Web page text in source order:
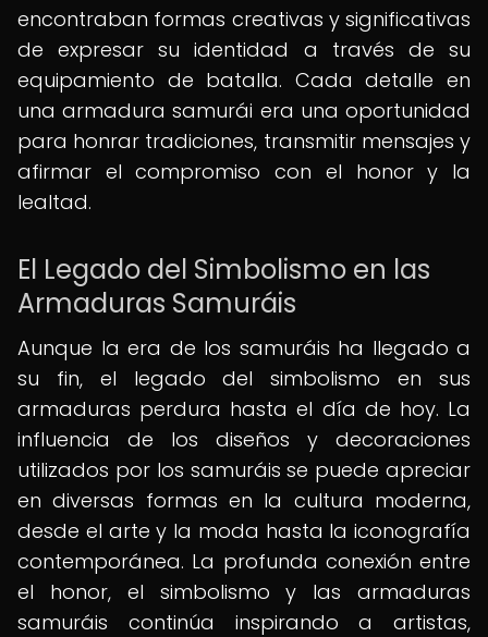
encontraban formas creativas y significativas
de expresar su identidad a través de su
equipamiento de batalla. Cada detalle en
una armadura samurái era una oportunidad
para honrar tradiciones, transmitir mensajes y
afirmar el compromiso con el honor y la
lealtad.
El Legado del Simbolismo en las
Armaduras Samuráis
Aunque la era de los samuráis ha llegado a
su fin, el legado del simbolismo en sus
armaduras perdura hasta el día de hoy. La
influencia de los diseños y decoraciones
utilizados por los samuráis se puede apreciar
en diversas formas en la cultura moderna,
desde el arte y la moda hasta la iconografía
contemporánea. La profunda conexión entre
el honor, el simbolismo y las armaduras
samuráis continúa inspirando a artistas,